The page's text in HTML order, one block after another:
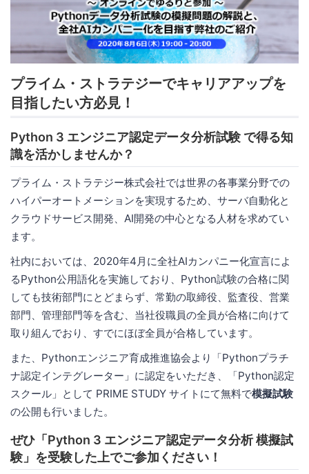
プライム・ストラテジーでキャリアアップを
目指したい方必見！
Python 3 エンジニア認定データ分析試験 で得る知
識を活かしませんか？
プライム・ストラテジー株式会社では世界の各事業分野での
ハイパーオートメーションを実現するため、サーバ自動化と
クラウドサービス開発、AI開発の中心となる人材を求めてい
ます。
社内においては、2020年4月に全社AIカンパニー化宣言によ
るPython公用語化を実施しており、Python試験の合格に関
しても技術部門にとどまらず、常勤の取締役、監査役、営業
部門、管理部門等を含む、当社役職員の全員が合格に向けて
取り組んでおり、すでにほぼ全員が合格しています。
また、Pythonエンジニア育成推進協会より「Pythonプラチ
ナ認定インテグレーター」に認定をいただき、「Python認定
スクール」として PRIME STUDY サイトにて無料で模擬試験
の公開も行いました。
ぜひ「Python 3 エンジニア認定データ分析 模擬試
験」を受験した上でご参加ください！